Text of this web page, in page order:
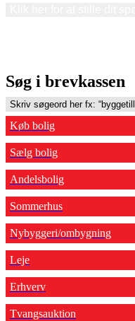
Søg i brevkassen
Køb bolig
Sælg bolig
Andelsbolig
Sommerhus
Nybyggeri/ombygning
Leje
Erhverv
Tvangsauktion